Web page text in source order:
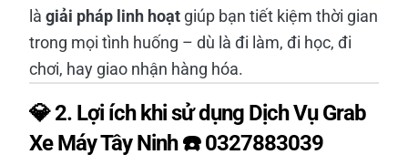
là giải pháp linh hoạt giúp bạn tiết kiệm thời gian
trong mọi tình huống – dù là đi làm, đi học, đi
chơi, hay giao nhận hàng hóa.
💎 2. Lợi ích khi sử dụng Dịch Vụ Grab
Xe Máy Tây Ninh ☎️ 0327883039